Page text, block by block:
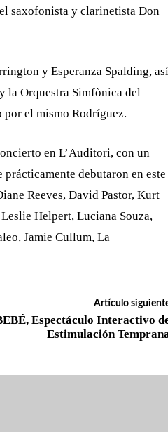
saxofonista y clarinetista Don
y Esperanza Spalding, así
la Orquestra Simfònica del
por el mismo Rodríguez.
en L’Auditori, con un
debutaron en este
Reeves, David Pastor, Kurt
Helpert, Luciana Souza,
Jamie Cullum, La
Artículo
Espectáculo Interactivo
Estimulación